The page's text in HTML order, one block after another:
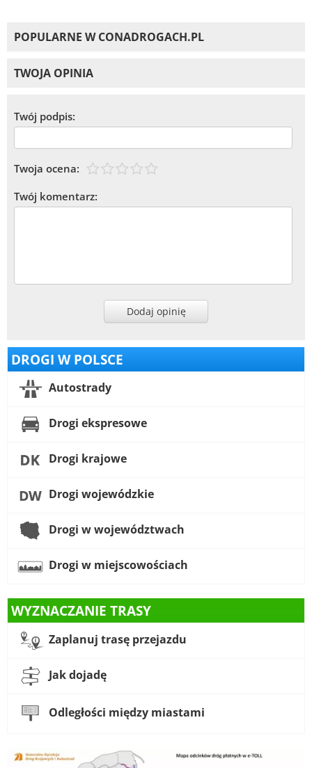
POPULARNE W CONADROGACH.PL
TWOJA OPINIA
Twój podpis:
Twoja ocena:
Twój komentarz:
Dodaj opinię
DROGI W POLSCE
Autostrady
Drogi ekspresowe
Drogi krajowe
Drogi wojewódzkie
Drogi w województwach
Drogi w miejscowościach
WYZNACZANIE TRASY
Zaplanuj trasę przejazdu
Jak dojadę
Odległości między miastami